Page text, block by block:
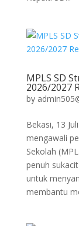
MPLS SD
2026/2027
by
Bekasi, 13
mengawali
Sekolah
penuh
untuk
membantu